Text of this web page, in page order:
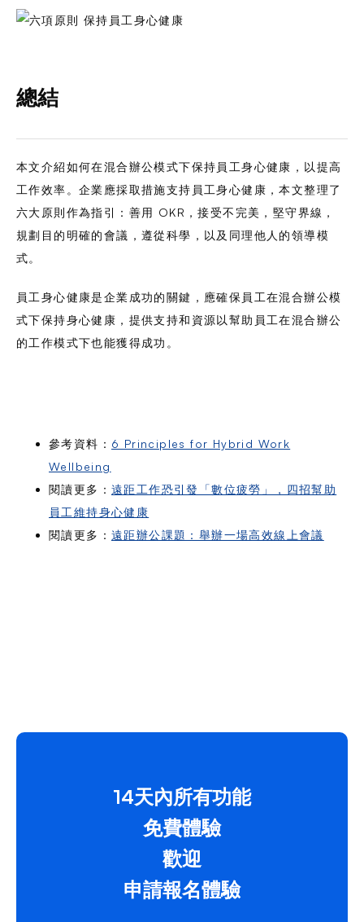
總結
本文介紹如何在混合辦公模式下保持員工身心健康，以提高
工作效率。企業應採取措施支持員工身心健康，本文整理了
六大原則作為指引：善用 OKR，接受不完美，堅守界線，
規劃目的明確的會議，遵從科學，以及同理他人的領導模
式。
員工身心健康是企業成功的關鍵，應確保員工在混合辦公模
式下保持身心健康，提供支持和資源以幫助員工在混合辦公
的工作模式下也能獲得成功。
參考資料： 6 Principles for Hybrid Work
Wellbeing
閱讀更多： 遠距工作恐引發「數位疲勞」，四招幫助
員工維持身心健康
閱讀更多： 遠距辦公課題：舉辦一場高效線上會議
14天內所有功能
免費體驗
歡迎
申請報名體驗